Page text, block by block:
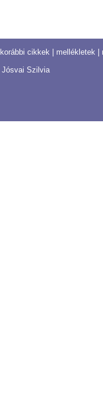
korábbi cikkek mellékletek
Jósvai Szilvia